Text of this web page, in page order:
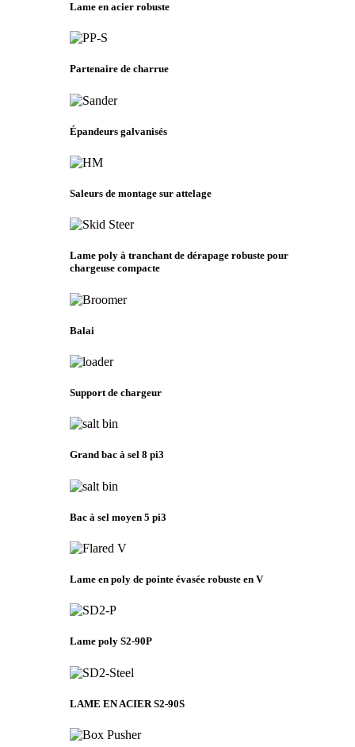
Lame en acier robuste
Partenaire de charrue
Épandeurs galvanisés
Saleurs de montage sur attelage
Lame poly à tranchant de dérapage robuste pour
chargeuse compacte
Balai
Support de chargeur
Grand bac à sel 8 pi3
Bac à sel moyen 5 pi3
Lame en poly de pointe évasée robuste en V
Lame poly S2-90P
LAME EN ACIER S2-90S